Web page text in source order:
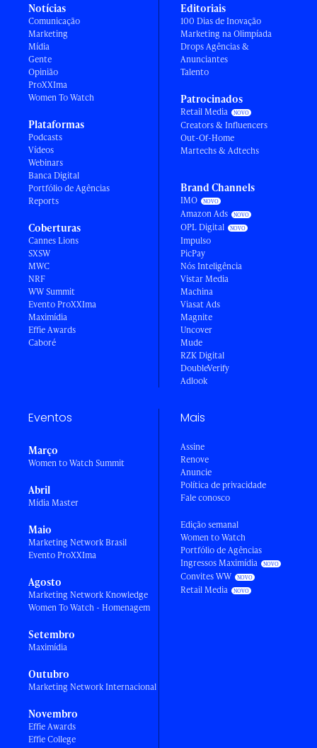
Notícias
Comunicação
Marketing
Mídia
Gente
Opinião
ProXXIma
Women To Watch
Plataformas
Podcasts
Vídeos
Webinars
Banca Digital
Portfólio de Agências
Reports
Coberturas
Cannes Lions
SXSW
MWC
NRF
WW Summit
Evento ProXXIma
Maximídia
Effie Awards
Caboré
Editoriais
100 Dias de Inovação
Marketing na Olimpíada
Drops Agências &
Anunciantes
Talento
Patrocinados
Retail Media
Creators & Influencers
Out-Of-Home
Martechs & Adtechs
Brand Channels
IMO
Amazon Ads
OPL Digital
Impulso
PicPay
Nós Inteligência
Vistar Media
Machina
Viasat Ads
Magnite
Uncover
Mude
RZK Digital
DoubleVerify
Adlook
Eventos
Março
Women to Watch Summit
Abril
Mídia Master
Maio
Marketing Network Brasil
Evento ProXXIma
Agosto
Marketing Network Knowledge
Women To Watch - Homenagem
Setembro
Maximídia
Outubro
Marketing Network Internacional
Novembro
Effie Awards
Effie College
Mais
Assine
Renove
Anuncie
Política de privacidade
Fale conosco
Edição semanal
Women to Watch
Portfólio de Agências
Ingressos Maximídia
Convites WW
Retail Media